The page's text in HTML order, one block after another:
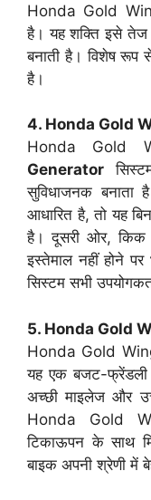
Honda Gold
है। यह शक्ति इसे तेज
बनाती है। विशेष रूप
है।
4. Honda Gold
Honda Gold
Generator
सुविधाजनक बनाता
आधारित है, तो यह
है। दूसरी ओर, किक
इस्तेमाल नहीं होने
सिस्टम सभी
5. Honda Gold
Honda Gold
यह एक बजट-फ्रेंडली
अच्छी माइलेज और
Honda Gold
टिकाऊपन के साथ
बाइक अपनी श्रेणी में